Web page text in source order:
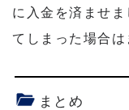
に入金を済ませ
てしまった場合は
まとめ